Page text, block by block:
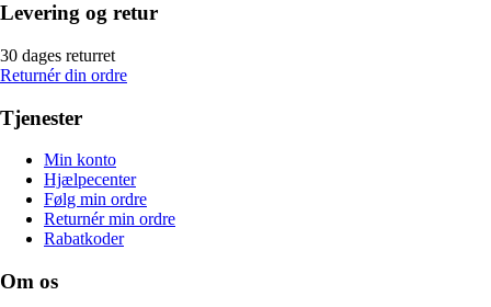
Levering og retur
30 dages returret
Returnér din ordre
Tjenester
Min konto
Hjælpecenter
Følg min ordre
Returnér min ordre
Rabatkoder
Om os